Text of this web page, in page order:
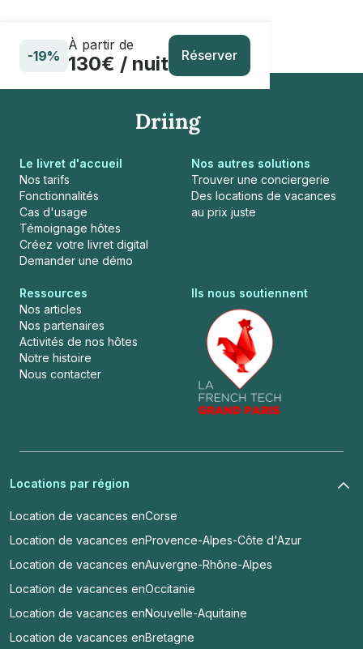
-19%
À partir de
130€ / nuit Réserver
Le livret d'accueil
Nos tarifs
Fonctionnalités
Cas d'usage
Témoignage hôtes
Créez votre livret digital
Demander une démo
Nos autres solutions
Trouver une conciergerie
Des locations de vacances
au prix juste
Ressources
Nos articles
Nos partenaires
Activités de nos hôtes
Notre histoire
Nous contacter
Ils nous soutiennent
Locations par région
Location de vacances enCorse
Location de vacances enProvence-Alpes-Côte d'Azur
Location de vacances enAuvergne-Rhône-Alpes
Location de vacances enOccitanie
Location de vacances enNouvelle-Aquitaine
Location de vacances enBretagne